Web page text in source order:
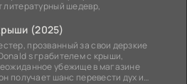
литературный шедевр,
(2025)
прозванный за свои дерзкие
s грабителем с крыши,
убежище в магазине
получает шанс перевести дух и